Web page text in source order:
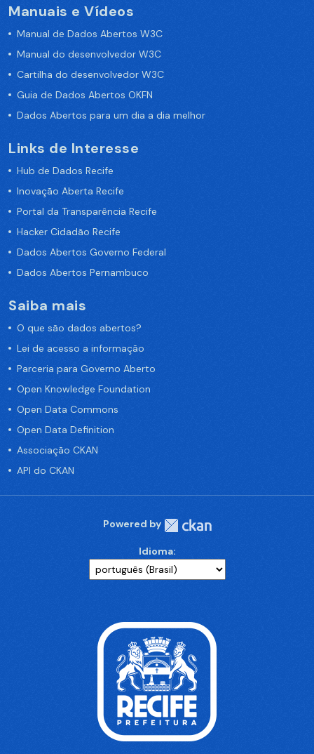
Manuais e Vídeos
Manual de Dados Abertos W3C
Manual do desenvolvedor W3C
Cartilha do desenvolvedor W3C
Guia de Dados Abertos OKFN
Dados Abertos para um dia a dia melhor
Links de Interesse
Hub de Dados Recife
Inovação Aberta Recife
Portal da Transparência Recife
Hacker Cidadão Recife
Dados Abertos Governo Federal
Dados Abertos Pernambuco
Saiba mais
O que são dados abertos?
Lei de acesso a informação
Parceria para Governo Aberto
Open Knowledge Foundation
Open Data Commons
Open Data Definition
Associação CKAN
API do CKAN
Powered by
Idioma